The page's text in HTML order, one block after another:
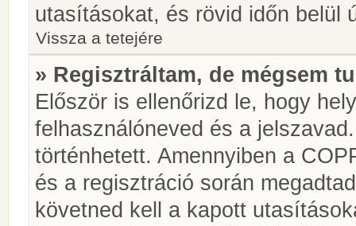
utasításokat, és rövid időn belül
Vissza a tetejére
» Regisztráltam, de mégsem
Először is ellenőrizd le, hogy
felhasználóneved és a
történhetett. Amennyiben a
és a regisztráció során
követned kell a kapott